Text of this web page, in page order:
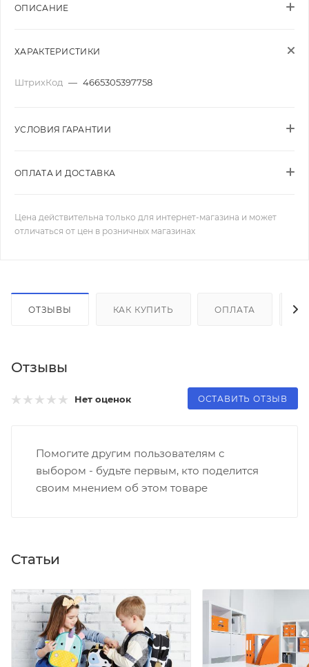
ОПИСАНИЕ
ХАРАКТЕРИСТИКИ
ШтрихКод — 4665305397758
УСЛОВИЯ ГАРАНТИИ
ОПЛАТА И ДОСТАВКА
Цена действительна только для интернет-магазина и может
отличаться от цен в розничных магазинах
ОТЗЫВЫ КАК КУПИТЬ ОПЛАТА
Отзывы
Нет оценок ОСТАВИТЬ ОТЗЫВ
Помогите другим пользователям с
выбором - будьте первым, кто поделится
своим мнением об этом товаре
Статьи